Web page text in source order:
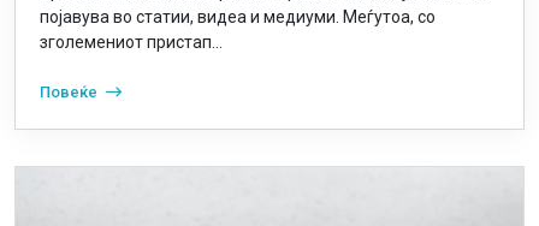
појавува во статии, видеа и медиуми. Меѓутоа, со
зголемениот пристап...
Повеќе